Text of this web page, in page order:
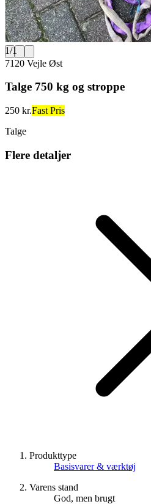
1/1
7120 Vejle Øst
Talge 750 kg og stroppe
250 kr.Fast Pris
Talge
Flere detaljer
Produkttype
Basisvarer & værktøj
Varens stand
God, men brugt